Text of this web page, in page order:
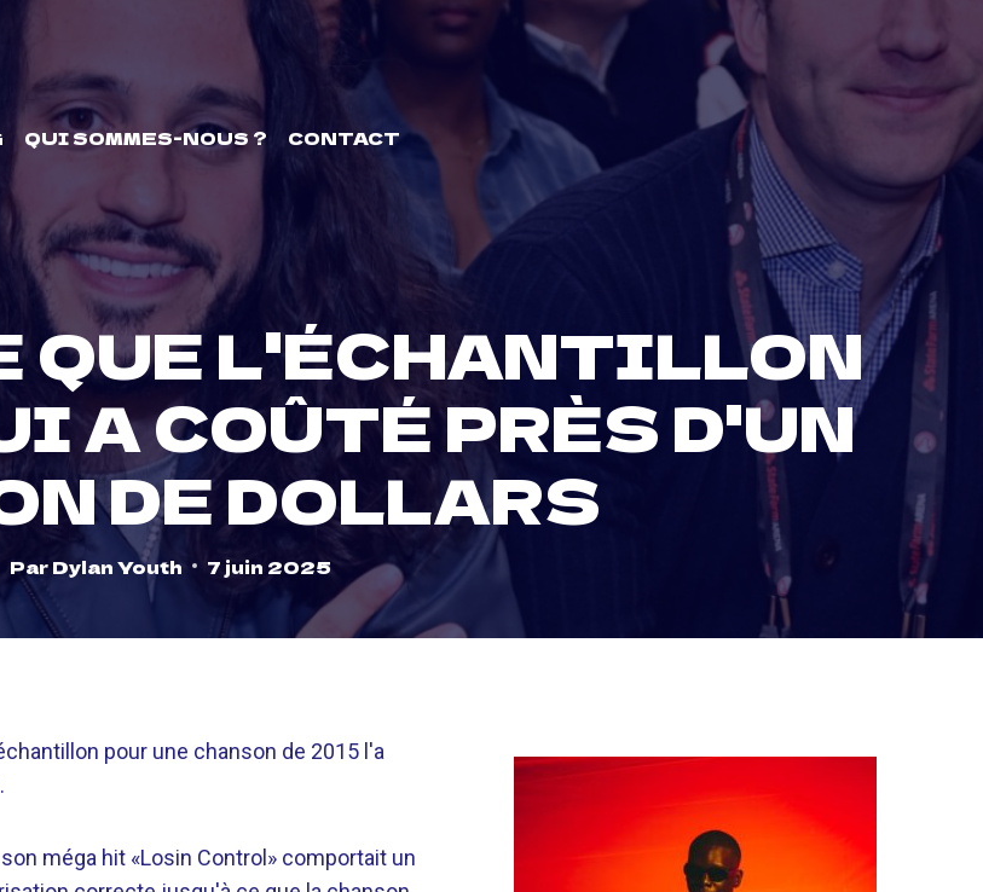
QUI SOMMES-NOUS ? CONTACT
QUE L'ÉCHANTILLON
A COÛTÉ PRÈS D'UN
DE DOLLARS
ParDylan Youth 7 juin 2025
pour une chanson de 2015 l'a
méga hit «Losin Control» comportait un